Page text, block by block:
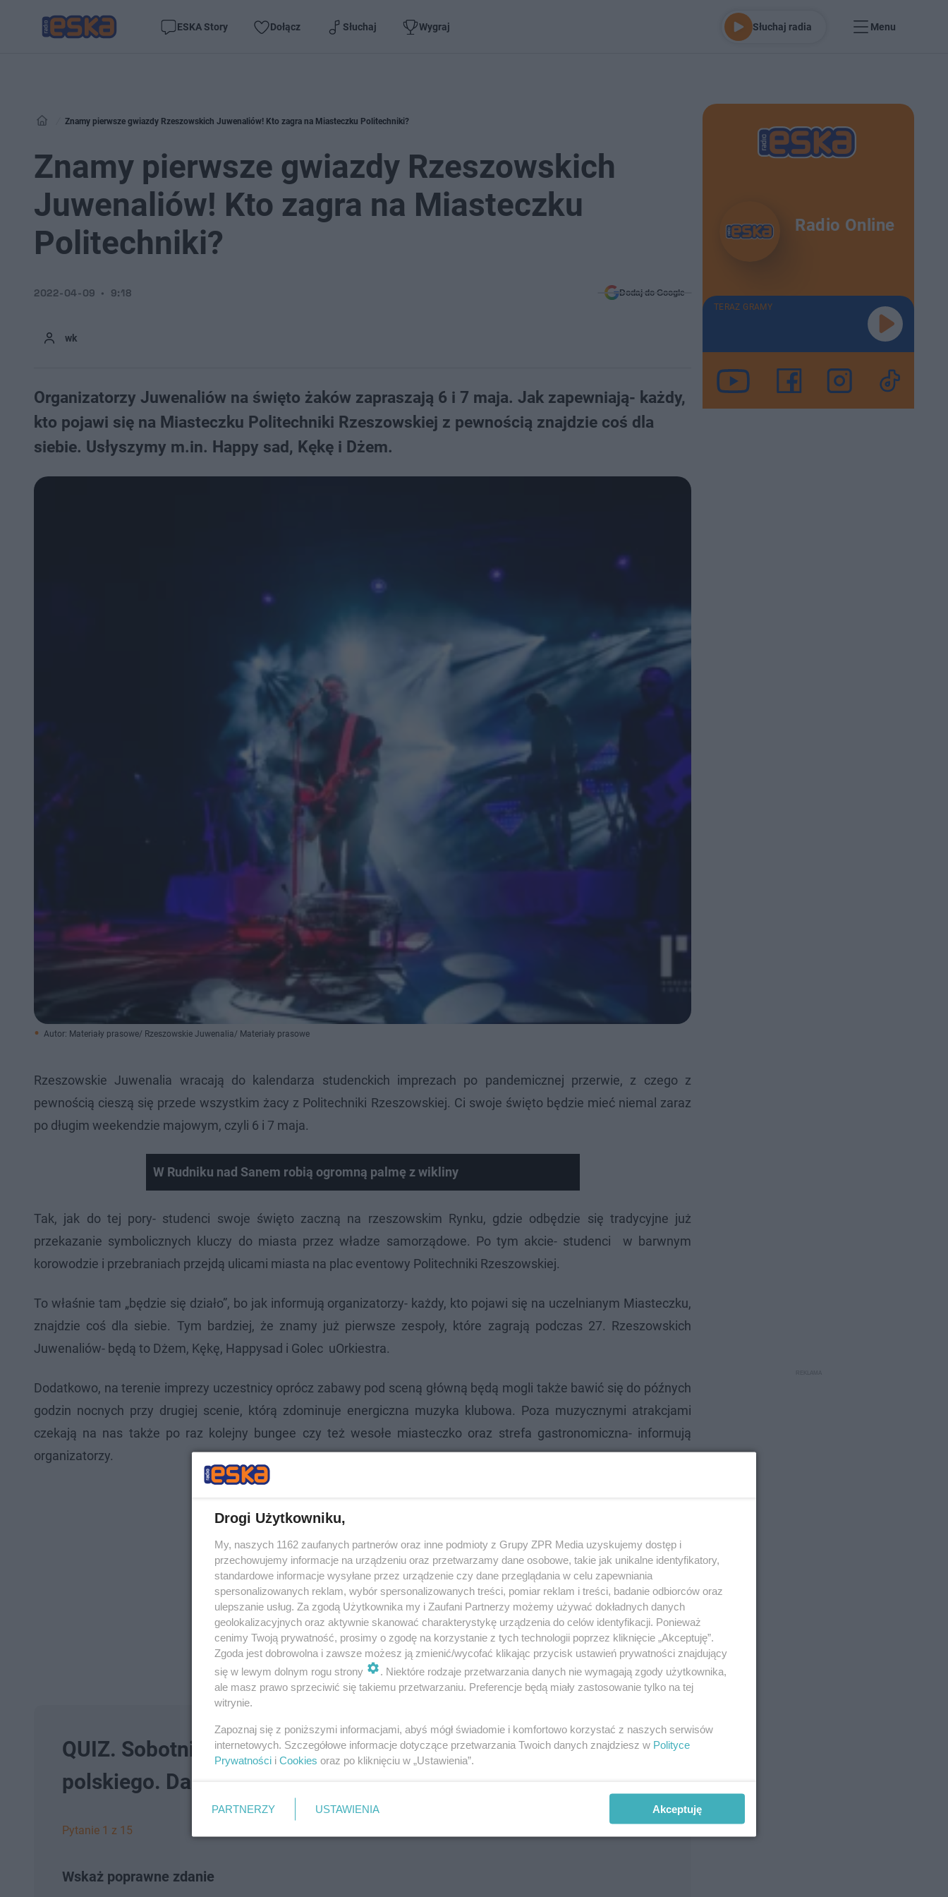
ESKA Story Dołącz Słuchaj Wygraj Słuchaj radia Menu
Znamy pierwsze gwiazdy Rzeszowskich Juwenaliów! Kto zagra na Miasteczku Politechniki?
Znamy pierwsze gwiazdy Rzeszowskich
Juwenaliów! Kto zagra na Miasteczku
Politechniki?
wk
2022-04-09 9:18 Dodaj do Google
Organizatorzy Juwenaliów na święto żaków zapraszają 6 i 7 maja. Jak zapewniają- każdy,
kto pojawi się na Miasteczku Politechniki Rzeszowskiej z pewnością znajdzie coś dla
siebie. Usłyszymy m.in. Happy sad, Kękę i Dżem.
Autor: Materiały prasowe/ Rzeszowskie Juwenalia/ Materiały prasowe
Rzeszowskie Juwenalia wracają do kalendarza studenckich imprezach po pandemicznej przerwie, z czego z
pewnością cieszą się przede wszystkim żacy z Politechniki Rzeszowskiej. Ci swoje święto będzie mieć niemal zaraz
po długim weekendzie majowym, czyli 6 i 7 maja.
W Rudniku nad Sanem robią ogromną palmę z wikliny
Tak, jak do tej pory- studenci swoje święto zaczną na rzeszowskim Rynku, gdzie odbędzie się tradycyjne już
przekazanie symbolicznych kluczy do miasta przez władze samorządowe. Po tym akcie- studenci w barwnym
korowodzie i przebraniach przejdą ulicami miasta na plac eventowy Politechniki Rzeszowskiej.
To właśnie tam „będzie się działo”, bo jak informują organizatorzy- każdy, kto pojawi się na uczelnianym Miasteczku,
znajdzie coś dla siebie. Tym bardziej, że znamy już pierwsze zespoły, które zagrają podczas 27. Rzeszowskich
Juwenaliów- będą to Dżem, Kękę, Happysad i Golec uOrkiestra.
Dodatkowo, na terenie imprezy uczestnicy oprócz zabawy pod sceną główną będą mogli także bawić się do późnych
godzin nocnych przy drugiej scenie, którą zdominuje energiczna muzyka klubowa. Poza muzycznymi atrakcjami
czekają na nas także po raz kolejny bungee czy też wesołe miasteczko oraz strefa gastronomiczna- informują
organizatorzy.
QUIZ. Sobotnia ortografia. Tylko dla mistrzów języka
polskiego. Dasz radę osiągnąć 12/15?
Pytanie 1 z 15
Wskaż poprawne zdanie
Radio Online
TERAZ GRAMY
Drogi Użytkowniku,
My, naszych 1162 zaufanych partnerów oraz inne podmioty z Grupy ZPR Media uzyskujemy dostęp i
przechowujemy informacje na urządzeniu oraz przetwarzamy dane osobowe, takie jak unikalne identyfikatory,
standardowe informacje wysyłane przez urządzenie czy dane przeglądania w celu zapewniania
spersonalizowanych reklam, wybór spersonalizowanych treści, pomiar reklam i treści, badanie odbiorców oraz
ulepszanie usług. Za zgodą Użytkownika my i Zaufani Partnerzy możemy używać dokładnych danych
geolokalizacyjnych oraz aktywnie skanować charakterystykę urządzenia do celów identyfikacji. Ponieważ
cenimy Twoją prywatność, prosimy o zgodę na korzystanie z tych technologii poprzez kliknięcie „Akceptuję”.
Zgoda jest dobrowolna i zawsze możesz ją zmienić/wycofać klikając przycisk ustawień prywatności znajdujący
się w lewym dolnym rogu strony
. Niektóre rodzaje przetwarzania danych nie wymagają zgody użytkownika,
ale masz prawo sprzeciwić się takiemu przetwarzaniu. Preferencje będą miały zastosowanie tylko na tej
witrynie.
Zapoznaj się z poniższymi informacjami, abyś mógł świadomie i komfortowo korzystać z naszych serwisów
internetowych. Szczegółowe informacje dotyczące przetwarzania Twoich danych znajdziesz w Polityce
Prywatności i Cookies oraz po kliknięciu w „Ustawienia”.
PARTNERZY USTAWIENIA Akceptuję